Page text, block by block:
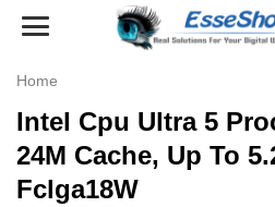
Toggle
Home
Intel Cpu Ultra 5
24M Cache, Up To
Fclga18W